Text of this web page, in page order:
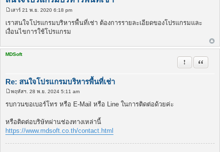
พ
ส
ต์
เสาร์ 21 พ.ย. 2020 6:18 pm
เราสนใจโปรแกรมบริหารพื้นที่เช่า ต้องการรายละเอียดของโปรแกรมและ
เงื่อนไขการใช้โปรแกรม
MDSoft
Re: สนใจโปรแกรมบริหารพื้นที่เช่า
รายงานในข้
อ้างคำ
พ
ส
พฤหัสฯ. 28 พ.ย. 2024 5:11 am
รบกวนขอเบอร์โทร หรือ E-Mail หรือ Line ในการติดต่อด้วยค่ะ
หรือติดต่อบริษัทผ่านช่องทางเหล่านี้
https://www.mdsoft.co.th/contact.html